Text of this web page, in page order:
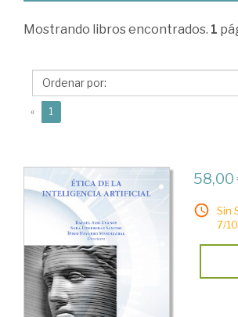
Lumbreras
Sara
Mostrando libros encontrados. 1
« 1
58,00
Sin
7/